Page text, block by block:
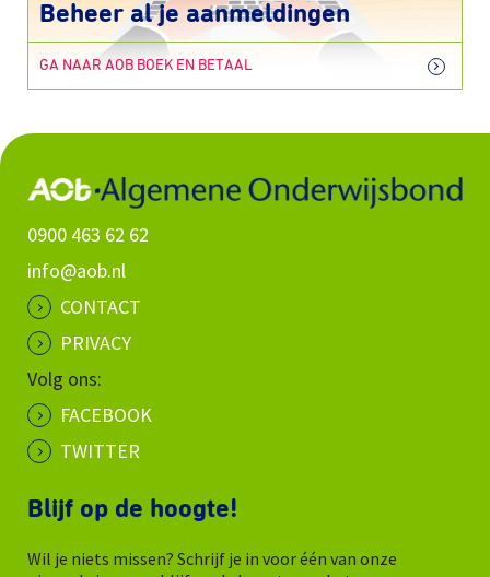
Beheer al je aanmeldingen
GA NAAR AOB BOEK EN BETAAL
0900 463 62 62
info@aob.nl
CONTACT
PRIVACY
Volg ons:
FACEBOOK
TWITTER
Blijf op de hoogte!
Wil je niets missen? Schrijf je in voor één van onze